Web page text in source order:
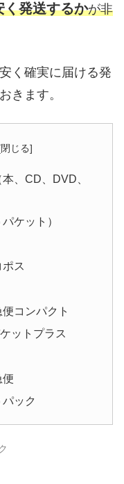
く発送するかが非
く確実に届ける発
きます。
、CD、DVD、
ケット）
ス
コンパクト
ットプラス
便
ック